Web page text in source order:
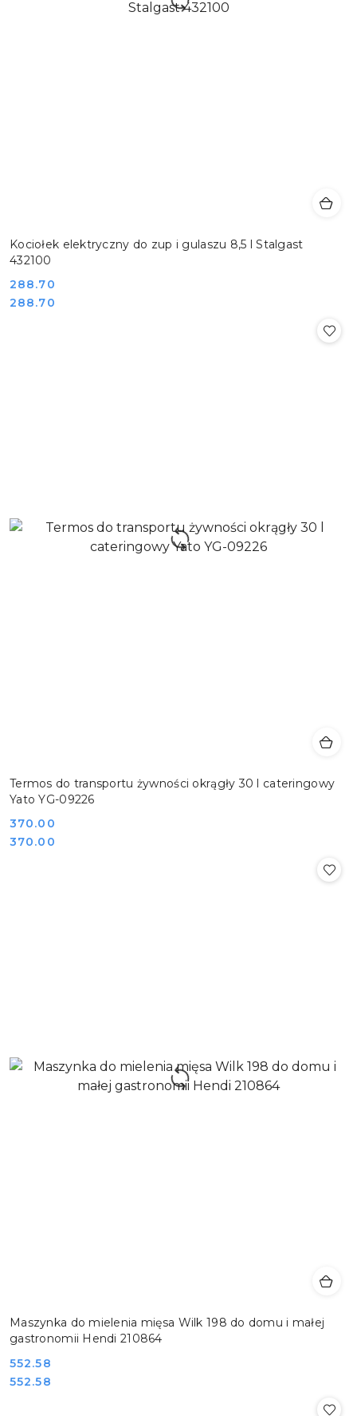
Kociołek elektryczny do zup i gulaszu 8,5 l Stalgast
432100
Cena:
288.70
Cena:
288.70
Termos do transportu żywności okrągły 30 l cateringowy
Yato YG-09226
Cena:
370.00
Cena:
370.00
Maszynka do mielenia mięsa Wilk 198 do domu i małej
gastronomii Hendi 210864
Cena:
552.58
Cena:
552.58